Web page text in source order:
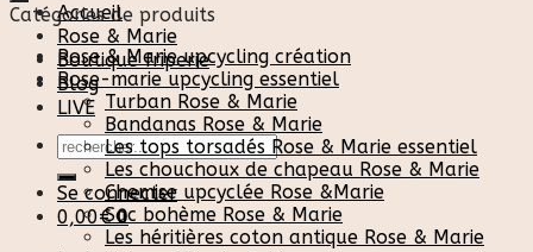
Accueil
Rose & Marie
Boutique friperie
Blog
LIVE
Recherche
pour :
Se connecter
0,00€ 0
Catégories de produits
Rose & Marie upcycling création
Rose-marie upcycling essentiel
Turban Rose & Marie
Bandanas Rose & Marie
Les tops torsadés Rose & Marie essentiel
Les chouchoux de chapeau Rose & Marie
Chemise upcyclée Rose &Marie
Sac bohème Rose & Marie
Les héritières coton antique Rose & Marie